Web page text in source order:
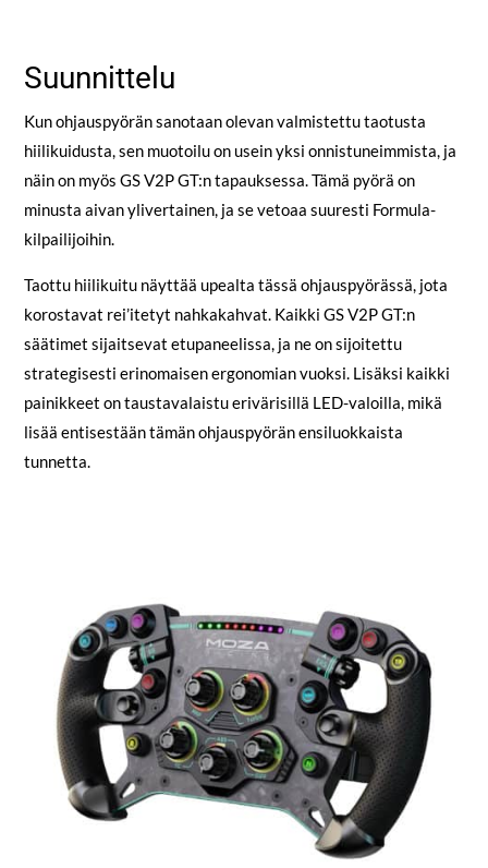
Suunnittelu
Kun ohjauspyörän sanotaan olevan valmistettu taotusta
hiilikuidusta, sen muotoilu on usein yksi onnistuneimmista, ja
näin on myös GS V2P GT:n tapauksessa. Tämä pyörä on
minusta aivan ylivertainen, ja se vetoaa suuresti Formula-
kilpailijoihin.
Taottu hiilikuitu näyttää upealta tässä ohjauspyörässä, jota
korostavat rei’itetyt nahkakahvat. Kaikki GS V2P GT:n
säätimet sijaitsevat etupaneelissa, ja ne on sijoitettu
strategisesti erinomaisen ergonomian vuoksi. Lisäksi kaikki
painikkeet on taustavalaistu erivärisillä LED-valoilla, mikä
lisää entisestään tämän ohjauspyörän ensiluokkaista
tunnetta.